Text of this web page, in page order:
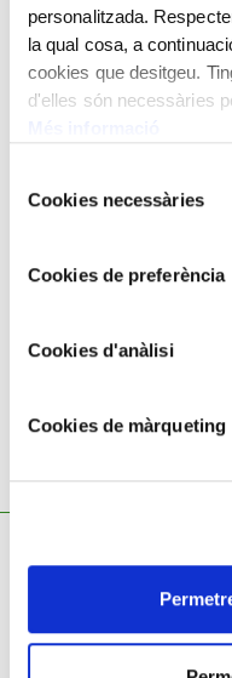
personalitzada.
la qual cosa, a
cookies que desitgeu.
d'elles són necessàries
deCookies necessàries
Cookies de preferència
Cookies d'anàlisi
Cookies de màrqueting
JOSEP CUSACHS
Maniobras militares